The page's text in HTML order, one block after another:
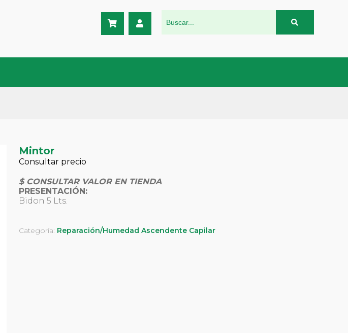
Mintor
Consultar precio
$ CONSULTAR VALOR EN TIENDA
PRESENTACIÓN:
Bidon 5 Lts.
Categoría: Reparación/Humedad Ascendente Capilar